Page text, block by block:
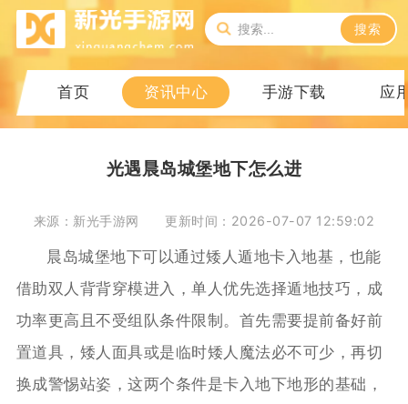
搜索
首页 资讯中心 手游下载 应
光遇晨岛城堡地下怎么进
来源：新光手游网 更新时间：2026-07-07 12:59:02
晨岛城堡地下可以通过矮人遁地卡入地基，也能
借助双人背背穿模进入，单人优先选择遁地技巧，成
功率更高且不受组队条件限制。首先需要提前备好前
置道具，矮人面具或是临时矮人魔法必不可少，再切
换成警惕站姿，这两个条件是卡入地下地形的基础，